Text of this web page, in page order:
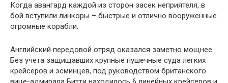
Когда авангард каждой из сторон засек неприятеля, в
бой вступили линкоры – быстрые и отлично вооруженные
огромные корабли.
Английский передовой отряд оказался заметно мощнее.
Без учета защищавших крупные пушечные суда легких
крейсеров и эсминцев, под руководством британского